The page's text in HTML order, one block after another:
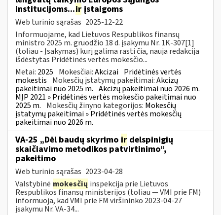
institucijoms...ir įstaigoms
Web turinio sąrašas 2025-12-22
Informuojame, kad Lietuvos Respublikos finansų
ministro 2025 m. gruodžio 18 d. įsakymu Nr. 1K-307[1]
(toliau - Įsakymas) kurį galima rasti čia, nauja redakcija
išdėstytas Pridėtinės vertės mokesčio...
Metai: 2025 Mokesčiai:Akcizai Pridėtinės vertės
mokestis Mokesčių įstatymų pakeitimai:Akcizų
pakeitimai nuo 2025 m. Akcizų pakeitimai nuo 2026 m.
MĮP 2021 » Pridėtinės vertės mokesčio pakeitimai nuo
2025 m. Mokesčių žinyno kategorijos: Mokesčių
įstatymų pakeitimai » Pridėtinės vertės mokesčių
pakeitimai nuo 2026 m.
VA-25 „Dėl baudų skyrimo ir delspinigių
skaičiavimo metodikos patvirtinimo“,
pakeitimo
Web turinio sąrašas 2023-04-28
Valstybinė mokesčių inspekcija prie Lietuvos
Respublikos finansų ministerijos (toliau ― VMI prie FM)
informuoja, kad VMI prie FM viršininko 2023-04-27
įsakymu Nr. VA-34...